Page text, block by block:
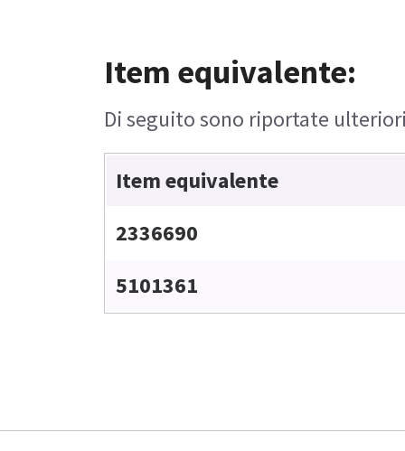
Item equivalente:
Di seguito sono riportate
Item equivalente
2336690
5101361